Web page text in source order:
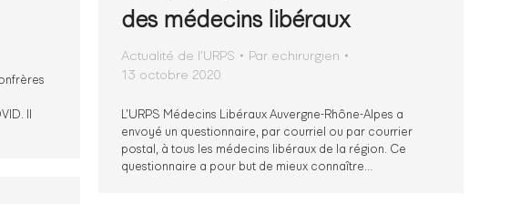
Il
des médecins libéraux
Actualité de l'URPS Par echirurgien
13 octobre 2020
L’URPS Médecins Libéraux Auvergne-Rhône-Alpes a
envoyé un questionnaire, par courriel ou par courrier
postal, à tous les médecins libéraux de la région. Ce
questionnaire a pour but de mieux connaître…